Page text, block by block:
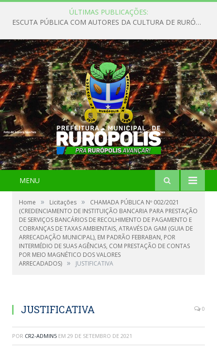
ÚLTIMAS PUBLICAÇÕES:
ESCUTA PÚBLICA COM AUTORES DA CULTURA DE RURÓPOLIS
MENU
Home » Licitações »
CHAMADA PÚBLICA Nº 002/2021
(CREDENCIAMENTO DE INSTITUIÇÃO BANCARIA PARA PRESTAÇÃO
DE SERVIÇOS BANCÁRIOS DE RECOLHIMENTO DE PAGAMENTO E
COBRANÇAS DE TAXAS AMBIENTAIS, ATRAVÉS DA GAM (GUIA DE
ARRECADAÇÃO MUNICIPAL), EM PADRÃO FEBRABAN, POR
INTERMÉDIO DE SUAS AGÊNCIAS, COM PRESTAÇÃO DE CONTAS
POR MEIO MAGNÉTICO DOS VALORES
ARRECADADOS) » JUSTIFICATIVA
JUSTIFICATIVA 0
POR CR2-ADMIN5 EM 29 DE SETEMBRO DE 2021